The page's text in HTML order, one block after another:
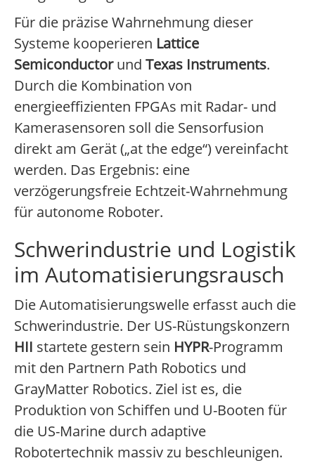
Für die präzise Wahrnehmung dieser
Systeme kooperieren Lattice
Semiconductorund Texas Instruments.
Durch die Kombination von
energieeffizienten FPGAs mit Radar- und
Kamerasensoren soll die Sensorfusion
direkt am Gerät („at the edge“) vereinfacht
werden. Das Ergebnis: eine
verzögerungsfreie Echtzeit-Wahrnehmung
für autonome Roboter.
Schwerindustrie und Logistik
im Automatisierungsrausch
Die Automatisierungswelle erfasst auch die
Schwerindustrie. Der US-Rüstungskonzern
HII startete gestern sein HYPR-Programm
mit den Partnern Path Robotics und
GrayMatter Robotics. Ziel ist es, die
Produktion von Schiffen und U-Booten für
die US-Marine durch adaptive
Robotertechnik massiv zu beschleunigen.